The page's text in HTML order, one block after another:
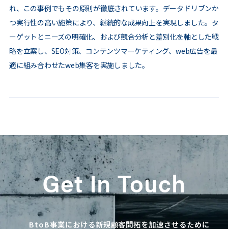
れ、この事例でもその原則が徹底されています。データドリブンか
つ実行性の高い施策により、継続的な成果向上を実現しました。タ
ーゲットとニーズの明確化、および競合分析と差別化を軸とした戦
略を立案し、SEO対策、コンテンツマーケティング、web広告を最
適に組み合わせたweb集客を実施しました。
Get In Touch
BtoB事業における新規顧客開拓を加速させるために